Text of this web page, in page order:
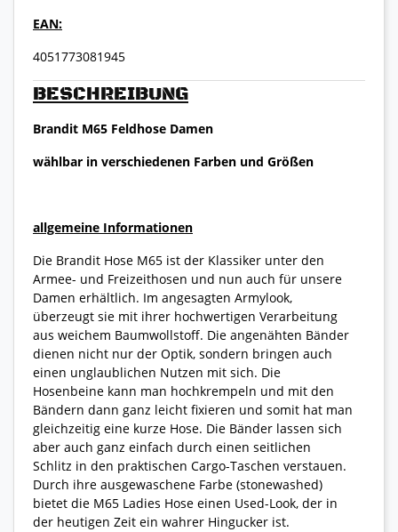
BESCHREIBUNG
Brandit M65 Feldhose Damen
wählbar in verschiedenen Farben und Größen
allgemeine Informationen
Die Brandit Hose M65 ist der Klassiker unter den
Armee- und Freizeithosen und nun auch für unsere
Damen erhältlich. Im angesagten Armylook,
überzeugt sie mit ihrer hochwertigen Verarbeitung
aus weichem Baumwollstoff. Die angenähten Bänder
dienen nicht nur der Optik, sondern bringen auch
einen unglaublichen Nutzen mit sich. Die
Hosenbeine kann man hochkrempeln und mit den
Bändern dann ganz leicht fixieren und somit hat man
gleichzeitig eine kurze Hose. Die Bänder lassen sich
aber auch ganz einfach durch einen seitlichen
Schlitz in den praktischen Cargo-Taschen verstauen.
Durch ihre ausgewaschene Farbe (stonewashed)
bietet die M65 Ladies Hose einen Used-Look, der in
der heutigen Zeit ein wahrer Hingucker ist.
EAN:
4051773081945